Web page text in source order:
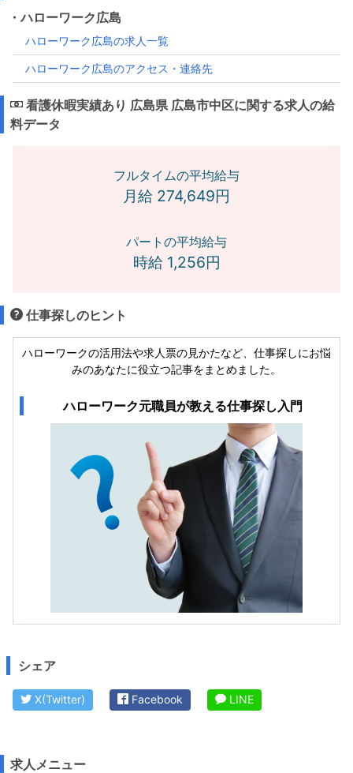
・ハローワーク広島
ハローワーク広島の求人一覧
ハローワーク広島のアクセス・連絡先
看護休暇実績あり 広島県 広島市中区に関する求人の給
料データ
フルタイムの平均給与
月給 274,649円
パートの平均給与
時給 1,256円
仕事探しのヒント
ハローワークの活用法や求人票の見かたなど、仕事探しにお悩
みのあなたに役立つ記事をまとめました。
ハローワーク元職員が教える仕事探し入門
シェア
X(Twitter) Facebook LINE
求人メニュー